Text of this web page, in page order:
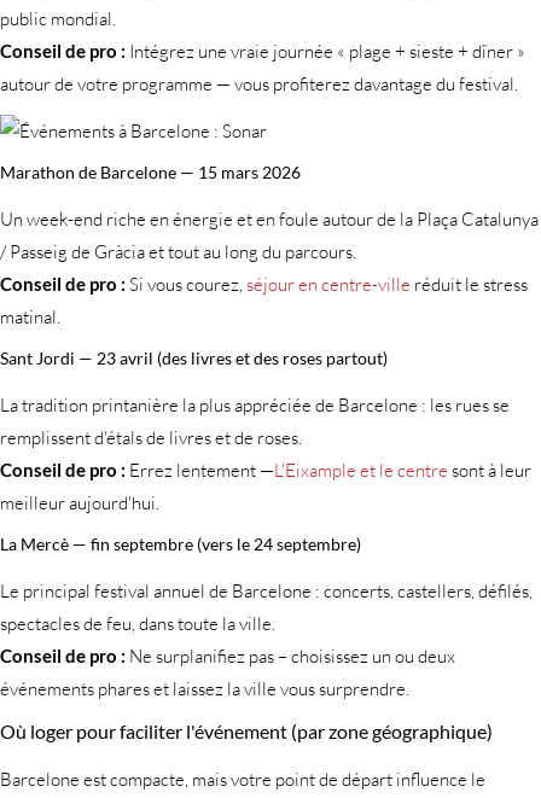
public mondial.
Conseil de pro : Intégrez une vraie journée « plage + sieste + dîner »
autour de votre programme — vous profiterez davantage du festival.
Marathon de Barcelone — 15 mars 2026
Un week-end riche en énergie et en foule autour de la Plaça Catalunya
/ Passeig de Gràcia et tout au long du parcours.
Conseil de pro : Si vous courez, séjour en centre-ville réduit le stress
matinal.
Sant Jordi — 23 avril (des livres et des roses partout)
La tradition printanière la plus appréciée de Barcelone : les rues se
remplissent d'étals de livres et de roses.
Conseil de pro : Errez lentement —L'Eixample et le centre sont à leur
meilleur aujourd'hui.
La Mercè — fin septembre (vers le 24 septembre)
Le principal festival annuel de Barcelone : concerts, castellers, défilés,
spectacles de feu, dans toute la ville.
Conseil de pro : Ne surplanifiez pas – choisissez un ou deux
événements phares et laissez la ville vous surprendre.
Où loger pour faciliter l'événement (par zone géographique)
Barcelone est compacte, mais votre point de départ influence le